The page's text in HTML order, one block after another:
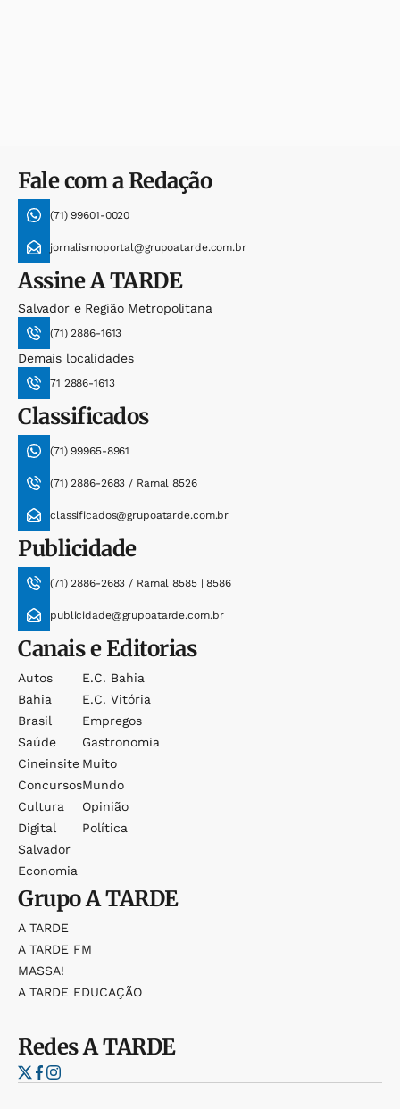
Fale com a Redação
(71) 99601-0020
jornalismoportal@grupoatarde.com.br
AssineA TARDE
Salvador e Região Metropolitana
(71) 2886-1613
Demais localidades
71 2886-1613
Classificados
(71) 99965-8961
(71) 2886-2683 / Ramal 8526
classificados@grupoatarde.com.br
Publicidade
(71) 2886-2683 / Ramal 8585 | 8586
publicidade@grupoatarde.com.br
Canais e Editorias
Autos
Bahia
Brasil
Saúde
Cineinsite
Concursos
Cultura
Digital
Salvador
Economia
E.c. Bahia
E.c. Vitória
Empregos
Gastronomia
Muito
Mundo
Opinião
Política
GrupoA TARDE
A TARDE
A TARDE FM
MASSA!
A TARDE EDUCAÇÃO
RedesA TARDE